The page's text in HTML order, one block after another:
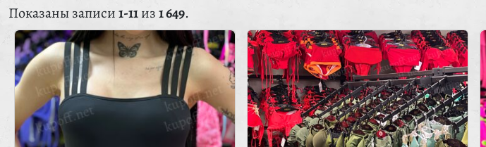
Показаны записи1-11из1 649.